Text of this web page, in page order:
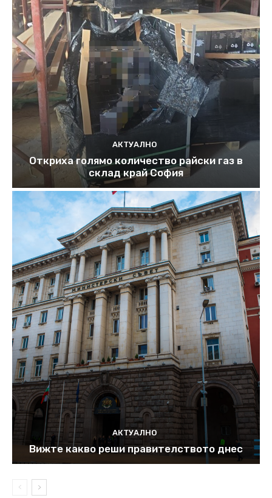
АКТУАЛНО
Откриха голямо количество райски газ в
склад край София
АКТУАЛНО
Вижте какво реши правителството днес